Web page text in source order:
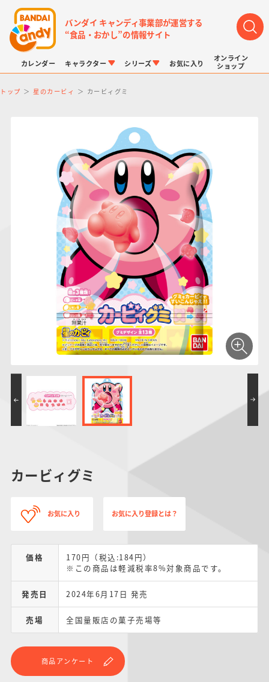
バンダイ キャンディ事業部が運営する
“食品・おかし”の情報サイト
カレンダー キャラクター
LINK TRAVELERS
仮面ライダーシリー
ズ
PROJECT R.E.D.・
スーパー戦隊シリー
ズ
プリキュアシリーズ
ガンダムシリーズ
ポケットモンスター
ドラゴンボール
アンパンマン
シリーズ
チョコボックス
キャラパキ
つりグミ
チョコサプ
にふぉるめーしょん
＆スクエアシール
SMPシリーズ
ポケモンキッズ
ポケモンスケールワ
ールド
お気に入り
オンライン
ショップ
トップ 星のカービィ カービィグミ
カービィグミ
お気に入り お気に入り登録とは？
価格
170円（税込:184円）
※この商品は軽減税率8%対象商品です。
発売日 2024年6月17日 発売
売場 全国量販店の菓子売場等
商品アンケート